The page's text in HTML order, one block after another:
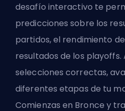
desafío interactivo te
predicciones sobre los
partidos, el rendimiento
resultados de los playoffs.
selecciones correctas,
diferentes etapas de tu
Comienzas en Bronce y